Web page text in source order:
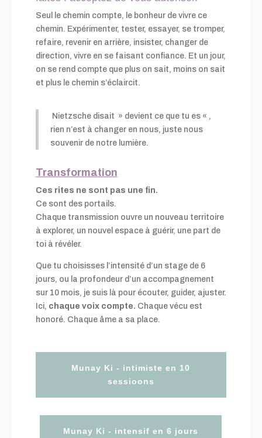
Seul le chemin compte, le bonheur de vivre ce
chemin. Expérimenter, tester, essayer, se tromper,
refaire, revenir en arrière, insister, changer de
direction, vivre en se faisant confiance. Et un jour,
on se rend compte que plus on sait, moins on sait
et plus le chemin s’éclaircit.
Nietzsche disait » devient ce que tu es « ,
rien n’est à changer en nous, juste nous
souvenir de notre lumière.
Transformation
Ces rites ne sont pas une fin.
Ce sont des portails.
Chaque transmission ouvre un nouveau territoire
à explorer, un nouvel espace à guérir, une part de
toi à révéler.
Que tu choisisses l’intensité d’un stage de 6
jours, ou la profondeur d’un accompagnement
sur 10 mois, je suis là pour écouter, guider, ajuster.
Ici, chaque voix compte. Chaque vécu est
honoré. Chaque âme a sa place.
Munay Ki - intimiste en 10
sessioons
Munay Ki - intensif en 6 jours